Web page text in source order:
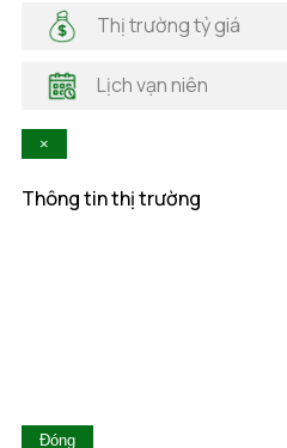
Hà Tĩnh
Hòa Bình
Lai Châu
Thị trường tỷ giá
Lịch vạn niên
×
Thông tin thị trường
Đóng